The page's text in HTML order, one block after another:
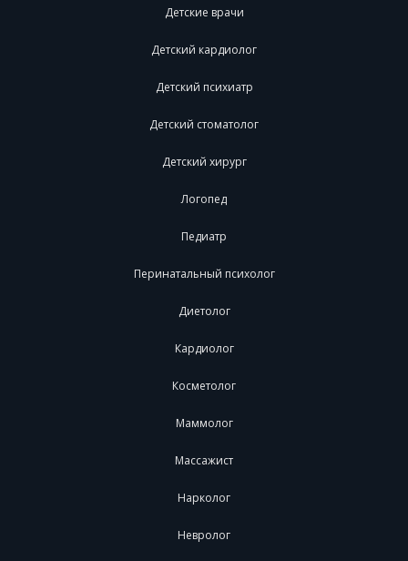
Детские врачи
Детский кардиолог
Детский психиатр
Детский стоматолог
Детский хирург
Логопед
Педиатр
Перинатальный психолог
Диетолог
Кардиолог
Косметолог
Маммолог
Массажист
Нарколог
Невролог